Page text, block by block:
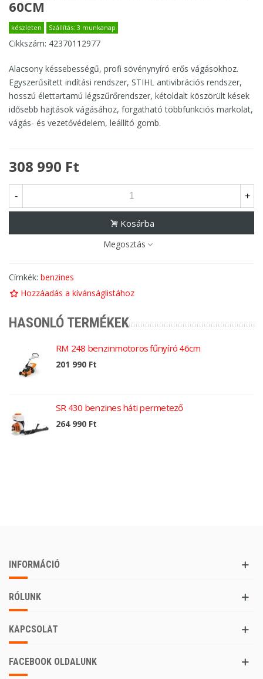
60CM
készleten Szállítás: 3 munkanap
Cikkszám: 42370112977
Alacsony késsebességű, profi sövénynyíró erős vágásokhoz.
Egyszerűsített indítási rendszer, STIHL antivibrációs rendszer,
hosszú élettartamú légszűrőrendszer, kétoldalt köszörült kések
idősebb hajtások vágásához, forgatható többfunkciós markolat,
vágás- és vezetővédelem, leállító gomb.
308 990 Ft
- +
Kosárba
Megosztás
Címkék: benzines
Hozzáadás a kívánságlistához
HASONLÓ TERMÉKEK
RM 248 benzinmotoros fűnyíró 46cm
201 990 Ft
SR 430 benzines háti permetező
264 990 Ft
INFORMÁCIÓ
RÓLUNK
KAPCSOLAT
FACEBOOK OLDALUNK